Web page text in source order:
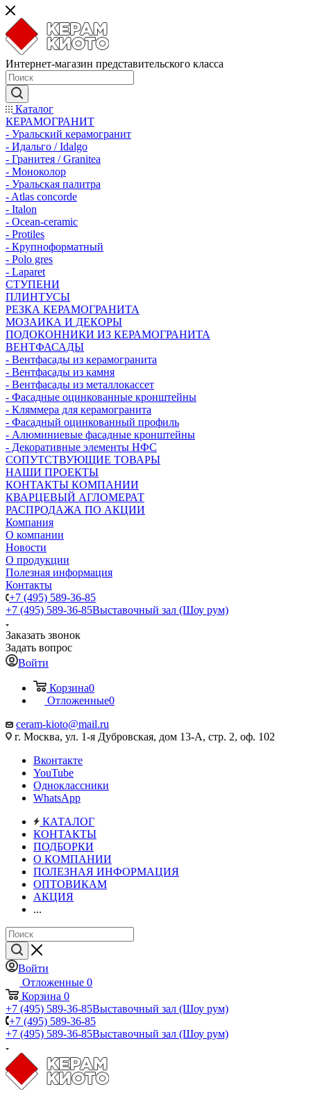
Интернет-магазин представительского класса
Каталог
КЕРАМОГРАНИТ
- Уральский керамогранит
- Идальго / Idalgo
- Гранитея / Granitea
- Моноколор
- Уральская палитра
- Atlas concorde
- Italon
- Ocean-ceramic
- Protiles
- Крупноформатный
- Polo gres
- Laparet
СТУПЕНИ
ПЛИНТУСЫ
РЕЗКА КЕРАМОГРАНИТА
МОЗАИКА И ДЕКОРЫ
ПОДОКОННИКИ ИЗ КЕРАМОГРАНИТА
ВЕНТФАСАДЫ
- Вентфасады из керамогранита
- Вентфасады из камня
- Вентфасады из металлокассет
- Фасадные оцинкованные кронштейны
- Кляммера для керамогранита
- Фасадный оцинкованный профиль
- Алюминиевые фасадные кронштейны
- Декоративные элементы НФС
СОПУТСТВУЮЩИЕ ТОВАРЫ
НАШИ ПРОЕКТЫ
КОНТАКТЫ КОМПАНИИ
КВАРЦЕВЫЙ АГЛОМЕРАТ
РАСПРОДАЖА ПО АКЦИИ
Компания
О компании
Новости
О продукции
Полезная информация
Контакты
+7 (495) 589-36-85
+7 (495) 589-36-85Выставочный зал (Шоу рум)
Заказать звонок
Задать вопрос
Войти
Корзина0
Отложенные0
ceram-kioto@mail.ru
г. Москва, ул. 1-я Дубровская, дом 13-А, стр. 2, оф. 102
Вконтакте
YouTube
Одноклассники
WhatsApp
КАТАЛОГ
КОНТАКТЫ
ПОДБОРКИ
О КОМПАНИИ
ПОЛЕЗНАЯ ИНФОРМАЦИЯ
ОПТОВИКАМ
АКЦИЯ
...
Войти
Отложенные 0
Корзина 0
+7 (495) 589-36-85Выставочный зал (Шоу рум)
+7 (495) 589-36-85
+7 (495) 589-36-85Выставочный зал (Шоу рум)